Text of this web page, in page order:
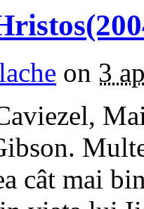
on 3
cât mai